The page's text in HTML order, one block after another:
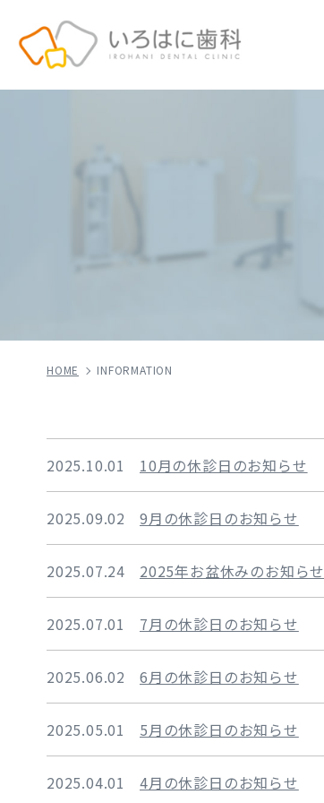
HOME INFORMATION
2025.10.01 10月の休診日のお知らせ
2025.09.02 9月の休診日のお知らせ
2025.07.24 2025年お盆休みのお知らせ
2025.07.01 7月の休診日のお知らせ
2025.06.02 6月の休診日のお知らせ
2025.05.01 5月の休診日のお知らせ
2025.04.01 4月の休診日のお知らせ